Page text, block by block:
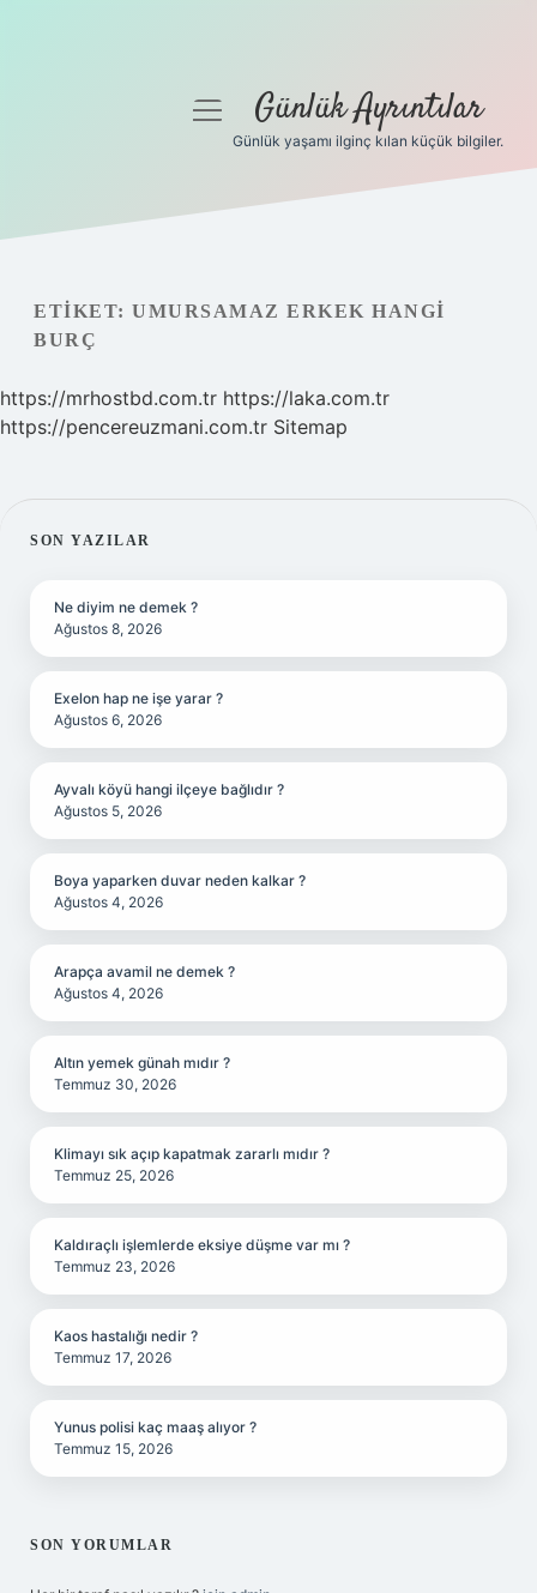
Gizlilik Politikası
Hakkımızda
menüyüGünlük Ayrıntılar
Günlük yaşamı ilginç kılan küçük bilgiler.
ETIKET: UMURSAMAZ ERKEK HANGI
BURÇ
https://mrhostbd.com.tr https://laka.com.tr
https://pencereuzmani.com.tr Sitemap
SIDEBAR
SON YAZILAR
Ne diyim ne demek ?
Ağustos 8, 2026
Exelon hap ne işe yarar ?
Ağustos 6, 2026
Ayvalı köyü hangi ilçeye bağlıdır ?
Ağustos 5, 2026
Boya yaparken duvar neden kalkar ?
Ağustos 4, 2026
Arapça avamil ne demek ?
Ağustos 4, 2026
Altın yemek günah mıdır ?
Temmuz 30, 2026
Klimayı sık açıp kapatmak zararlı mıdır ?
Temmuz 25, 2026
Kaldıraçlı işlemlerde eksiye düşme var mı ?
Temmuz 23, 2026
Kaos hastalığı nedir ?
Temmuz 17, 2026
Yunus polisi kaç maaş alıyor ?
Temmuz 15, 2026
SON YORUMLAR